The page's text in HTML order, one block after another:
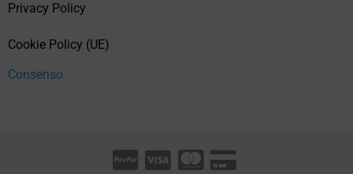
Privacy Policy
Cookie Policy (UE)
Consenso